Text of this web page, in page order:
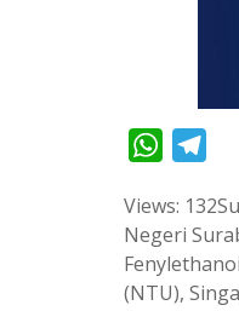
W
a
t
s
l
e
Views:
Negeri
(NTU),